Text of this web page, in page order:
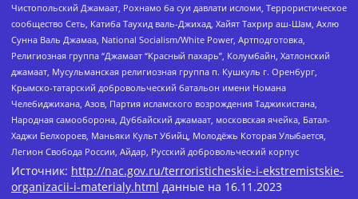
Чистопольский Джамаат, Рохнамо ба суи давлати исломи, Террористическое
сообщество Сеть, Катиба Таухид валь-Джихад, Хайят Тахрир аш-Шам, Ахлю
Сунна Валь Джамаа, National Socialism/White Power, Артподготовка,
Религиозная группа “Джамаат “Красный пахарь”, Колумбайн, Хатлонский
джамаат, Мусульманская религиозная группа п. Кушкуль г. Оренбург,
Крымско-татарский добровольческий батальон имени Номана
Челебиджихана, Азов, Партия исламского возрождения Таджикистана,
Народная самооборона, Дуббайский джамаат, московская ячейка, Батал-
Хаджи Белхороев, Маньяки Культ Убийц, Молодёжь Которая Улыбается,
Легион Свобода России, Айдар, Русский добровольческий корпус
Источник: http://nac.gov.ru/terroristicheskie-i-ekstremistskie-
organizacii-i-materialy.html данные на 16.11.2023